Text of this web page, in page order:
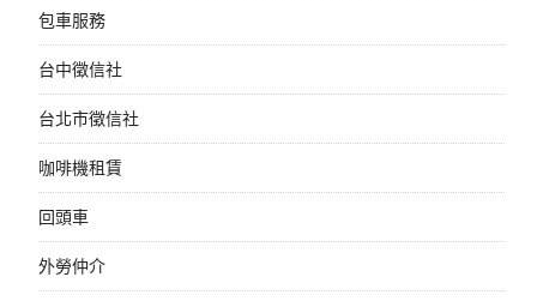
包車服務
台中徵信社
台北市徵信社
咖啡機租賃
回頭車
外勞仲介